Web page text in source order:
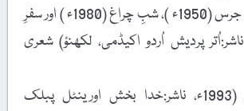
چیخیں (1949ء )، جرس (1950ء )، شبِ چراغ (1980ء ) اور سفرِ
(1990ء ، ناشر:اُتر پردیش اُردو اکیڈمی، لکھنؤ) شعری
گفتنی نا گفتنی (1993ء، ناشر:خدا بخش اورینٹل پبلک